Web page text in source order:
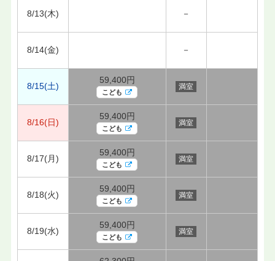
8/13(木) －
8/14(金) －
8/15(土)
59,400円
こども
満室
8/16(日)
59,400円
こども
満室
8/17(月)
59,400円
こども
満室
8/18(火)
59,400円
こども
満室
8/19(水)
59,400円
こども
満室